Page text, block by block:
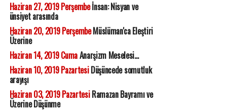
Haziran 27, 2019 Perşembeİnsan: Nisyan ve
ünsiyet arasında
Haziran 20, 2019 PerşembeMüslüman'ca Eleştiri
Üzerine
Haziran 14, 2019 CumaAnarşizm Meselesi...
Haziran 10, 2019 PazartesiDüşüncede somutluk
arayışı
Haziran 03, 2019 PazartesiRamazan Bayramı ve
Üzerine Düşünme